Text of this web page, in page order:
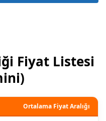
Fiyat Listesi
Ortalama Fiyat Aralığı